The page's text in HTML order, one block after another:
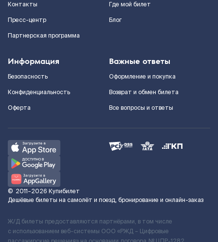
Контакты
Пресс-центр
Партнерская программа
Где мой билет
Блог
Информация
Безопасность
Конфиденциальность
Оферта
Важные ответы
Оформление и покупка
Возврат и обмен билета
Все вопросы и ответы
© 2011–2026 Купибилет
Дешёвые билеты на самолёт и поезд, бронирование и онлайн-заказ
Ж/Д билеты предоставляются партнёрами, в том числе
с использованием веб-системы ООО «РЖД – Цифровые